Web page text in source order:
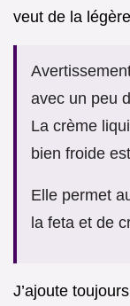
veut de la
avec un peu
La crème
bien froide
Elle permet
la feta et de
J’ajoute